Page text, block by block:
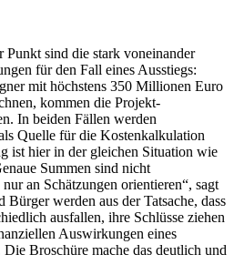
Punkt sind die stark voneinander
für den Fall eines Ausstiegs:
mit höchstens 350 Millionen Euro
kommen die Projekt-
In beiden Fällen werden
Quelle für die Kostenkalkulation
ist hier in der gleichen Situation wie
Summen sind nicht
an Schätzungen orientieren“, sagt
werden aus der Tatsache, dass
ausfallen, ihre Schlüsse ziehen
Auswirkungen eines
Die Broschüre mache das deutlich und